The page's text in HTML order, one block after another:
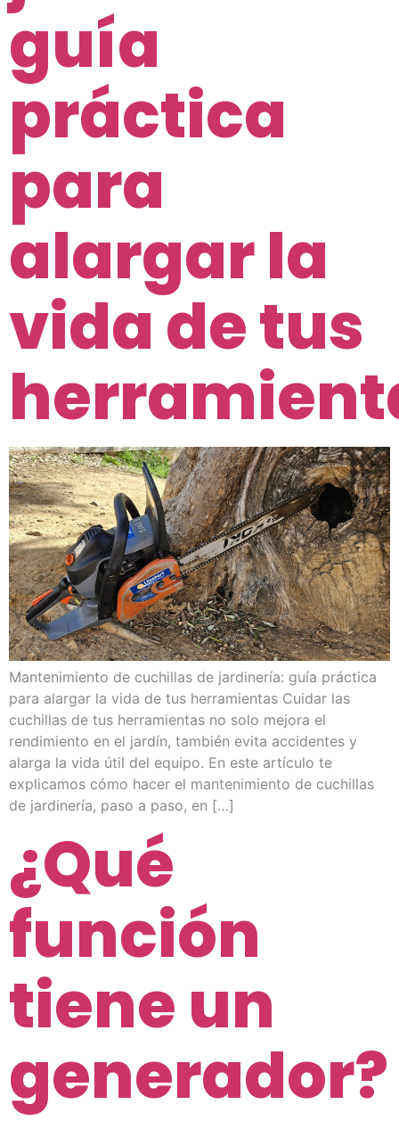
guía
práctica
para
alargar la
vida de tus
Mantenimiento de cuchillas de jardinería: guía práctica
para alargar la vida de tus herramientas Cuidar las
cuchillas de tus herramientas no solo mejora el
rendimiento en el jardín, también evita accidentes y
alarga la vida útil del equipo. En este artículo te
explicamos cómo hacer el mantenimiento de cuchillas
de jardinería, paso a paso, en […]
¿Qué
función
tiene un
generador?